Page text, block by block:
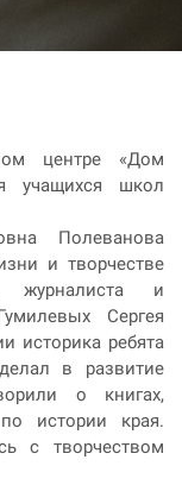
центре «Дом
учащихся школ
Полеванова
и творчестве
журналиста и
Сергея
историка ребята
в развитие
о книгах,
истории края.
с творчеством